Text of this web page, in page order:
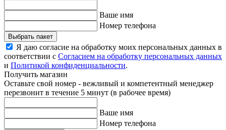
Ваше имя
Номер телефона
Выбрать пакет
Я даю согласие на обработку моих персональных данных в
соответствии с Согласием на обработку персональных данных
и Политикой конфиденциальности.
Получить магазин
Оставьте свой номер - вежливый и компетентный менеджер
перезвонит в течение 5 минут (в рабочее время)
Ваше имя
Номер телефона